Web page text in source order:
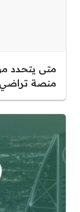
متى يتحدد
منصة تراضي 2026